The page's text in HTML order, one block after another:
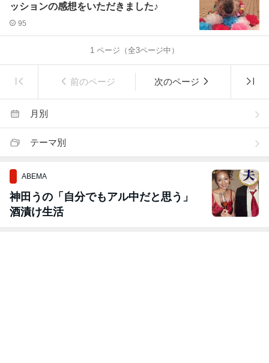
ッションの感想をいただきました♪
95
1 ページ（全3ページ中）
前のページ 次のページ
月別
テーマ別
ABEMA
神田うの「自分でもアル中だと思う」
酒漬け生活